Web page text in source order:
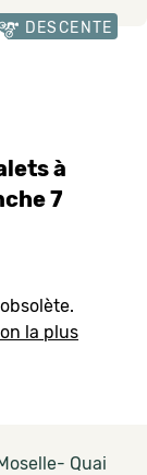
DESCENTE
à
7
la plus
Quai